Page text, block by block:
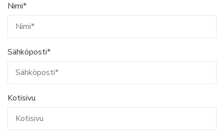
Nimi*
Sähköposti*
Kotisivu